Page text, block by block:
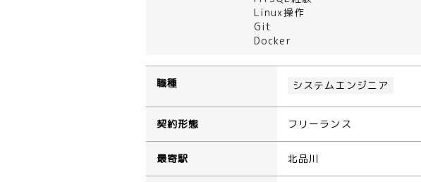
Linux操作
Git
Docker
職種 システムエンジニア
契約形態 フリーランス
最寄駅 北品川